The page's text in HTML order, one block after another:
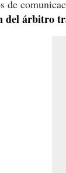
de
del árbitro